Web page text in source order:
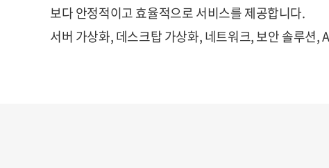
보다 안정적이고 효율적으로 서비스를 제공합니다.
서버 가상화, 데스크탑 가상화, 네트워크, 보안 솔루션